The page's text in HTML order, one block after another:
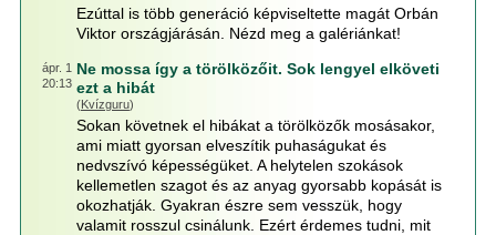
Ezúttal is több generáció képviseltette magát Orbán
Viktor országjárásán. Nézd meg a galériánkat!
ápr. 1
20:13
Ne mossa így a törölközőit. Sok lengyel elköveti
ezt a hibát
(Kvízguru)
Sokan követnek el hibákat a törölközők mosásakor,
ami miatt gyorsan elveszítik puhaságukat és
nedvszívó képességüket. A helytelen szokások
kellemetlen szagot és az anyag gyorsabb kopását is
okozhatják. Gyakran észre sem vesszük, hogy
valamit rosszul csinálunk. Ezért érdemes tudni, mit